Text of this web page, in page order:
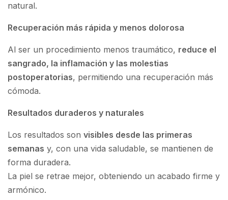
natural.
Recuperación más rápida y menos dolorosa
Al ser un procedimiento menos traumático, reduce el
sangrado, la inflamación y las molestias
postoperatorias, permitiendo una recuperación más
cómoda.
Resultados duraderos y naturales
Los resultados son visibles desde las primeras
semanas y, con una vida saludable, se mantienen de
forma duradera.
La piel se retrae mejor, obteniendo un acabado firme y
armónico.